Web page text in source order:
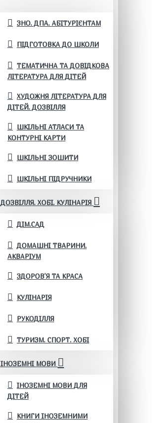
ЗНО. ДПА. АБІТУРІЄНТАМ
ПІДГОТОВКА ДО ШКОЛИ
ТЕМАТИЧНА ТА ДОВІДКОВА
ЛІТЕРАТУРА ДЛЯ ДІТЕЙ
ХУДОЖНЯ ЛІТЕРАТУРА ДЛЯ
ДІТЕЙ. ДОЗВІЛЛЯ
ШКІЛЬНІ АТЛАСИ ТА
КОНТУРНІ КАРТИ
ШКІЛЬНІ ЗОШИТИ
ШКІЛЬНІ ПІДРУЧНИКИ
ДОЗВІЛЛЯ. ХОБІ. КУЛІНАРІЯ
ДІМ.САД
ДОМАШНІ ТВАРИНИ.
АКВАРІУМ
ЗДОРОВ'Я ТА КРАСА
КУЛІНАРІЯ
РУКОДІЛЛЯ
ТУРИЗМ. СПОРТ. ХОБІ
ІНОЗЕМНІ МОВИ
ІНОЗЕМНІ МОВИ ДЛЯ
ДІТЕЙ
КНИГИ ІНОЗЕМНИМИ